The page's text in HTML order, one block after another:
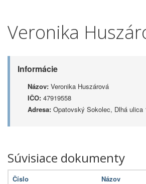
Veronika
Informácie
Názov: Veronika Huszárová
IČO: 47919558
Adresa: Opatovský Sokolec, Dlhá ulica
Súvisiace dokumenty
Číslo
Názov